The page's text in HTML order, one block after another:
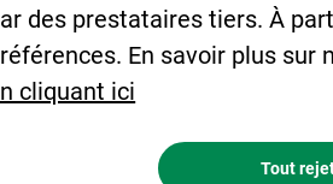
des prestataires tiers. À
En savoir plus sur
cliquant ici
Tout